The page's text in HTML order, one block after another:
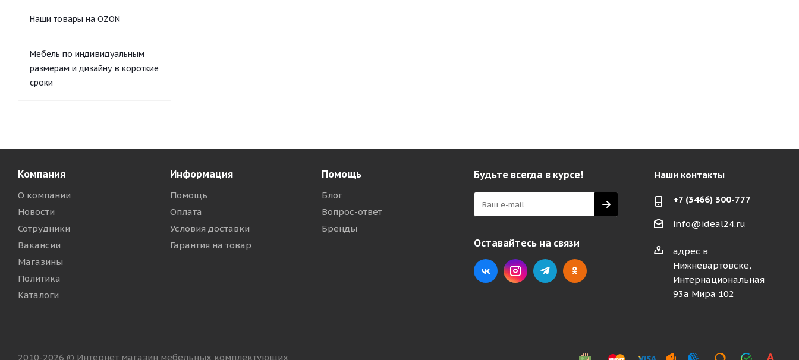
Наши товары на OZON
Мебель по индивидуальным
размерам и дизайну в короткие
сроки
Компания
О компании
Новости
Сотрудники
Вакансии
Магазины
Политика
Каталоги
Информация
Помощь
Оплата
Условия доставки
Гарантия на товар
Помощь
Блог
Вопрос-ответ
Бренды
Будьте всегда в курсе!
Оставайтесь на связи
Наши контакты
+7 (3466) 300-777
info@ideal24.ru
адрес в
Нижневартовске,
Интернациональная
93а Мира 102
2010-2026 © Интернет магазин мебельных комплектующих